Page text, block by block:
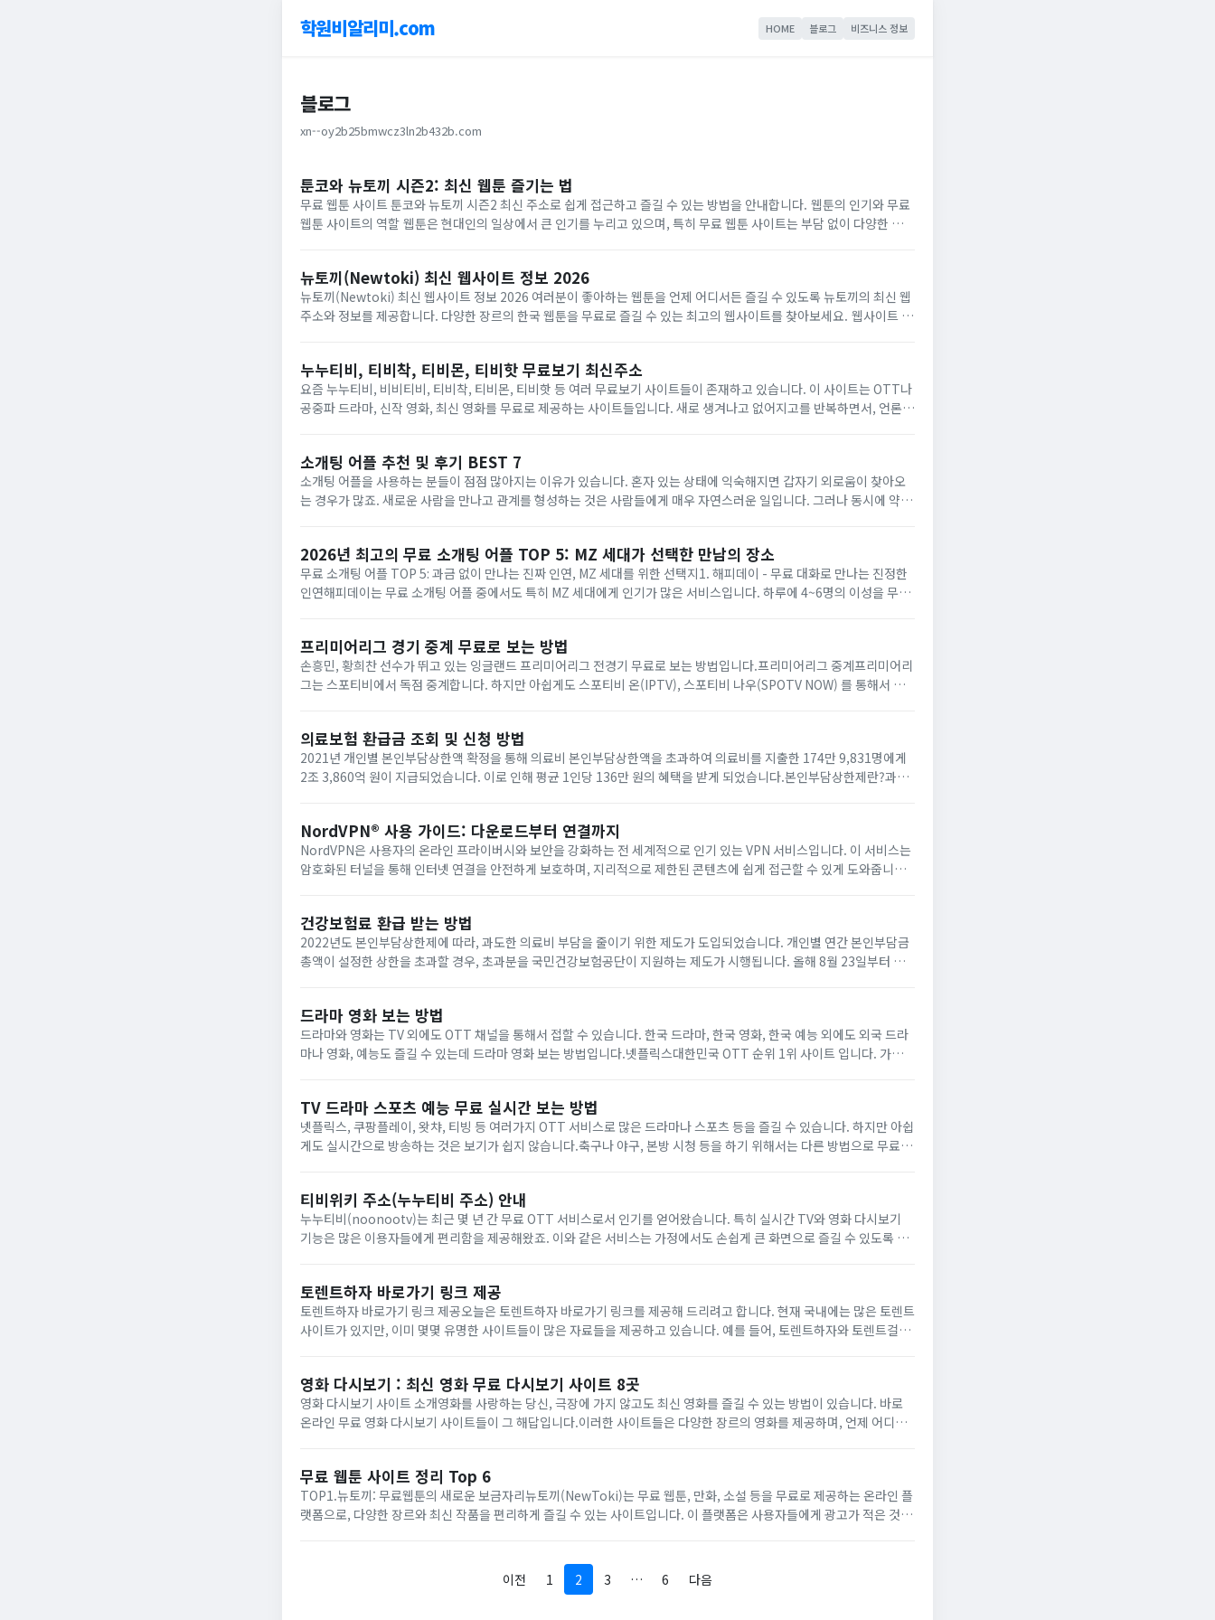
학원비알리미.com HOME 블로그 비즈니스 정보
블로그
xn--oy2b25bmwcz3ln2b432b.com
툰코와 뉴토끼 시즌2: 최신 웹툰 즐기는 법
무료 웹툰 사이트 툰코와 뉴토끼 시즌2 최신 주소로 쉽게 접근하고 즐길 수 있는 방법을 안내합니다. 웹툰의 인기와 무료
웹툰 사이트의 역할 웹툰은 현대인의 일상에서 큰 인기를 누리고 있으며, 특히 무료 웹툰 사이트는 부담 없이 다양한 콘텐
뉴토끼(Newtoki) 최신 웹사이트 정보 2026
뉴토끼(Newtoki) 최신 웹사이트 정보 2026 여러분이 좋아하는 웹툰을 언제 어디서든 즐길 수 있도록 뉴토끼의 최신 웹
주소와 정보를 제공합니다. 다양한 장르의 한국 웹툰을 무료로 즐길 수 있는 최고의 웹사이트를 찾아보세요. 웹사이트 기
누누티비, 티비착, 티비몬, 티비핫 무료보기 최신주소
요즘 누누티비, 비비티비, 티비착, 티비몬, 티비핫 등 여러 무료보기 사이트들이 존재하고 있습니다. 이 사이트는 OTT나
공중파 드라마, 신작 영화, 최신 영화를 무료로 제공하는 사이트들입니다. 새로 생겨나고 없어지고를 반복하면서, 언론이
소개팅 어플 추천 및 후기 BEST 7
소개팅 어플을 사용하는 분들이 점점 많아지는 이유가 있습니다. 혼자 있는 상태에 익숙해지면 갑자기 외로움이 찾아오
는 경우가 많죠. 새로운 사람을 만나고 관계를 형성하는 것은 사람들에게 매우 자연스러운 일입니다. 그러나 동시에 약간
2026년 최고의 무료 소개팅 어플 TOP 5: MZ 세대가 선택한 만남의 장소
무료 소개팅 어플 TOP 5: 과금 없이 만나는 진짜 인연, MZ 세대를 위한 선택지1. 해피데이 - 무료 대화로 만나는 진정한
인연해피데이는 무료 소개팅 어플 중에서도 특히 MZ 세대에게 인기가 많은 서비스입니다. 하루에 4~6명의 이성을 무료
프리미어리그 경기 중계 무료로 보는 방법
손흥민, 황희찬 선수가 뛰고 있는 잉글랜드 프리미어리그 전경기 무료로 보는 방법입니다.프리미어리그 중계프리미어리
그는 스포티비에서 독점 중계합니다. 하지만 아쉽게도 스포티비 온(IPTV), 스포티비 나우(SPOTV NOW) 를 통해서 서
의료보험 환급금 조회 및 신청 방법
2021년 개인별 본인부담상한액 확정을 통해 의료비 본인부담상한액을 초과하여 의료비를 지출한 174만 9,831명에게
2조 3,860억 원이 지급되었습니다. 이로 인해 평균 1인당 136만 원의 혜택을 받게 되었습니다.본인부담상한제란?과도
NordVPN® 사용 가이드: 다운로드부터 연결까지
NordVPN은 사용자의 온라인 프라이버시와 보안을 강화하는 전 세계적으로 인기 있는 VPN 서비스입니다. 이 서비스는
암호화된 터널을 통해 인터넷 연결을 안전하게 보호하며, 지리적으로 제한된 콘텐츠에 쉽게 접근할 수 있게 도와줍니다.
건강보험료 환급 받는 방법
2022년도 본인부담상한제에 따라, 과도한 의료비 부담을 줄이기 위한 제도가 도입되었습니다. 개인별 연간 본인부담금
총액이 설정한 상한을 초과할 경우, 초과분을 국민건강보험공단이 지원하는 제도가 시행됩니다. 올해 8월 23일부터 상
드라마 영화 보는 방법
드라마와 영화는 TV 외에도 OTT 채널을 통해서 접할 수 있습니다. 한국 드라마, 한국 영화, 한국 예능 외에도 외국 드라
마나 영화, 예능도 즐길 수 있는데 드라마 영화 보는 방법입니다.넷플릭스대한민국 OTT 순위 1위 사이트 입니다. 가격은
TV 드라마 스포츠 예능 무료 실시간 보는 방법
넷플릭스, 쿠팡플레이, 왓챠, 티빙 등 여러가지 OTT 서비스로 많은 드라마나 스포츠 등을 즐길 수 있습니다. 하지만 아쉽
게도 실시간으로 방송하는 것은 보기가 쉽지 않습니다.축구나 야구, 본방 시청 등을 하기 위해서는 다른 방법으로 무료로
티비위키 주소(누누티비 주소) 안내
​누누티비(noonootv)는 최근 몇 년 간 무료 OTT 서비스로서 인기를 얻어왔습니다. 특히 실시간 TV와 영화 다시보기
기능은 많은 이용자들에게 편리함을 제공해왔죠. 이와 같은 서비스는 가정에서도 손쉽게 큰 화면으로 즐길 수 있도록 구
토렌트하자 바로가기 링크 제공
토렌트하자 바로가기 링크 제공오늘은 토렌트하자 바로가기 링크를 제공해 드리려고 합니다. 현재 국내에는 많은 토렌트
사이트가 있지만, 이미 몇몇 유명한 사이트들이 많은 자료들을 제공하고 있습니다. 예를 들어, 토렌트하자와 토렌트걸이
영화 다시보기 : 최신 영화 무료 다시보기 사이트 8곳
영화 다시보기 사이트 소개영화를 사랑하는 당신, 극장에 가지 않고도 최신 영화를 즐길 수 있는 방법이 있습니다. 바로
온라인 무료 영화 다시보기 사이트들이 그 해답입니다.이러한 사이트들은 다양한 장르의 영화를 제공하며, 언제 어디서
무료 웹툰 사이트 정리 Top 6
TOP1.뉴토끼: 무료웹툰의 새로운 보금자리뉴토끼(NewToki)는 무료 웹툰, 만화, 소설 등을 무료로 제공하는 온라인 플
랫폼으로, 다양한 장르와 최신 작품을 편리하게 즐길 수 있는 사이트입니다. 이 플랫폼은 사용자들에게 광고가 적은 것으
이전
1 2 3 … 6 다음